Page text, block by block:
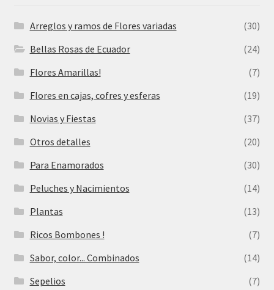
Arreglos y ramos de Flores variadas
(30)
Bellas Rosas de Ecuador
(24)
Flores Amarillas!
(7)
Flores en cajas, cofres y esferas
(19)
Novias y Fiestas
(37)
Otros detalles
(20)
Para Enamorados
(30)
Peluches y Nacimientos
(14)
Plantas
(13)
Ricos Bombones !
(7)
Sabor, color... Combinados
(14)
Sepelios
(7)